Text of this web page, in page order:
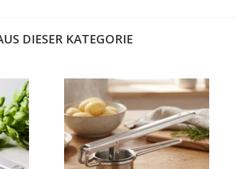
DIESER KATEGORIE
Schnelle Datenaktualisierung,
Live-Überblick über Änderungen an der
Bestellung,